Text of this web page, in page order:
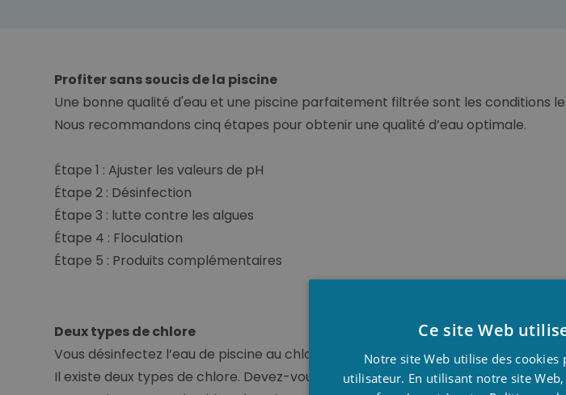
Profiter sans soucis de la piscine
Une bonne qualité d'eau et une piscine parfaitement filtrée sont les conditions
Nous recommandons cinq étapes pour obtenir une qualité d’eau optimale.
Étape 1 : Ajuster les valeurs de pH
Étape 2 : Désinfection
Étape 3 : lutte contre les algues
Étape 4 : Floculation
Étape 5 : Produits complémentaires
Deux types de chlore
Vous désinfectez l’eau de piscine au chlore.
Il existe deux types de chlore. Devez-vous connaître les deux ? Oui !
Ce site Web
Notre site Web utilise des
utilisateur. En utilisant notre site